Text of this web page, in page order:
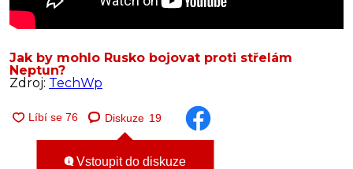
Jak by mohlo Rusko bojovat proti střelám
Neptun?
Zdroj: TechWp
Diskuze 19
Vstoupit do diskuze